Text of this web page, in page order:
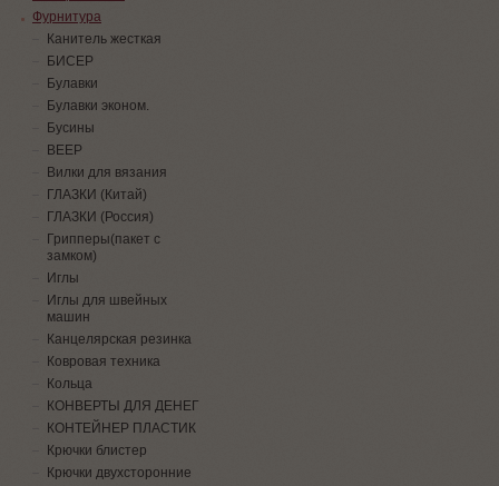
Фурнитура
Канитель жесткая
БИСЕР
Булавки
Булавки эконом.
Бусины
ВЕЕР
Вилки для вязания
ГЛАЗКИ (Китай)
ГЛАЗКИ (Россия)
Грипперы(пакет с
замком)
Иглы
Иглы для швейных
машин
Канцелярская резинка
Ковровая техника
Кольца
КОНВЕРТЫ ДЛЯ ДЕНЕГ
КОНТЕЙНЕР ПЛАСТИК
Крючки блистер
Крючки двухсторонние